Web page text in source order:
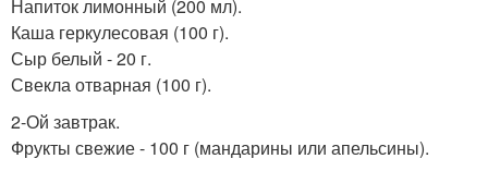
Напиток лимонный (200 мл).
Каша геркулесовая (100 г).
Сыр белый - 20 г.
Свекла отварная (100 г).
2-Ой завтрак.
Фрукты свежие - 100 г (мандарины или апельсины).